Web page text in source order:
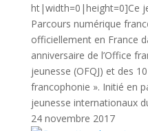
ht|width=0|height=0]Ce
Parcours numérique
officiellement en France
anniversaire de l’Office
jeunesse (OFQJ) et des
francophonie ». Initié en
jeunesse internationaux
24 novembre 2017